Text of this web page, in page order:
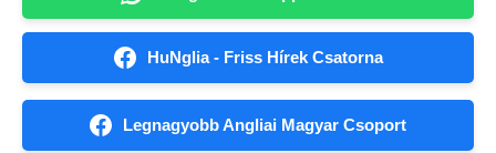
HuNglia - Friss Hírek Csatorna
Legnagyobb Angliai Magyar Csoport